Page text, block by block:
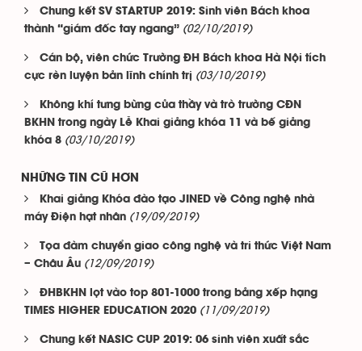
Chung kết SV STARTUP 2019: Sinh viên Bách khoa
thành “giám đốc tay ngang” (02/10/2019)
Cán bộ, viên chức Trường ĐH Bách khoa Hà Nội tích
cực rèn luyện bản lĩnh chính trị (03/10/2019)
Không khí tưng bừng của thầy và trò trường CĐN
BKHN trong ngày Lễ Khai giảng khóa 11 và bế giảng
khóa 8 (03/10/2019)
NHỮNG TIN CŨ HƠN
Khai giảng Khóa đào tạo JINED về Công nghệ nhà
máy Điện hạt nhân (19/09/2019)
Tọa đàm chuyển giao công nghệ và tri thức Việt Nam
– Châu Âu (12/09/2019)
ĐHBKHN lọt vào top 801-1000 trong bảng xếp hạng
TIMES HIGHER EDUCATION 2020 (11/09/2019)
Chung kết NASIC CUP 2019: 06 sinh viên xuất sắc